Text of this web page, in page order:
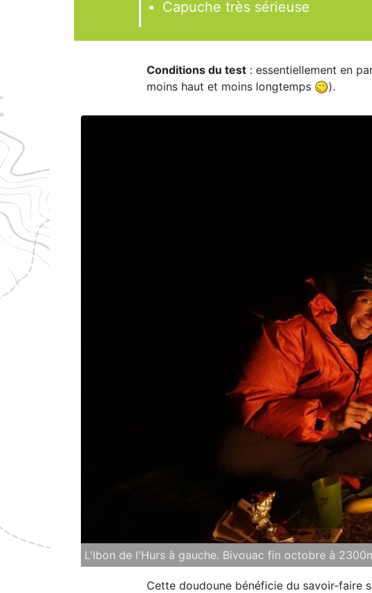
Capuche très sérieuse
Conditions du test : essentiellement en
moins haut et moins longtemps
).
L'Ibon de l'Hurs à gauche. Bivouac fin octobre à
Cette doudoune bénéficie du savoir-faire